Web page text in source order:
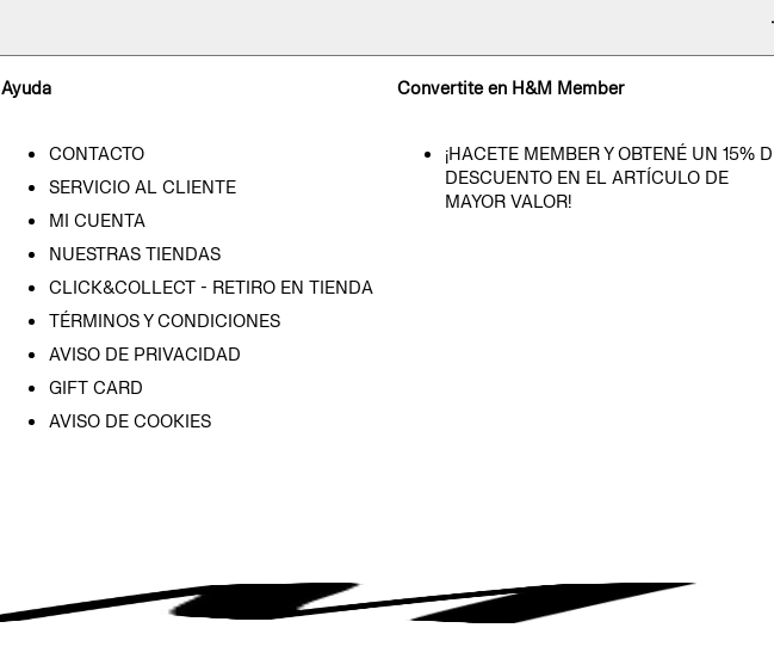
Ayuda
CONTACTO
SERVICIO AL CLIENTE
MI CUENTA
NUESTRAS TIENDAS
CLICK&COLLECT - RETIRO EN TIENDA
TÉRMINOS Y CONDICIONES
AVISO DE PRIVACIDAD
GIFT CARD
AVISO DE COOKIES
Convertite en H&M Member
¡HACETE MEMBER Y OBTENÉ UN 15%
DESCUENTO EN EL ARTÍCULO DE
MAYOR VALOR!